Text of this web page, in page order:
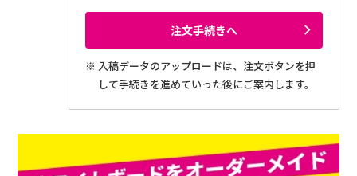
注文手続きへ
入稿データのアップロードは、注文ボタンを押
して手続きを進めていった後にご案内します。